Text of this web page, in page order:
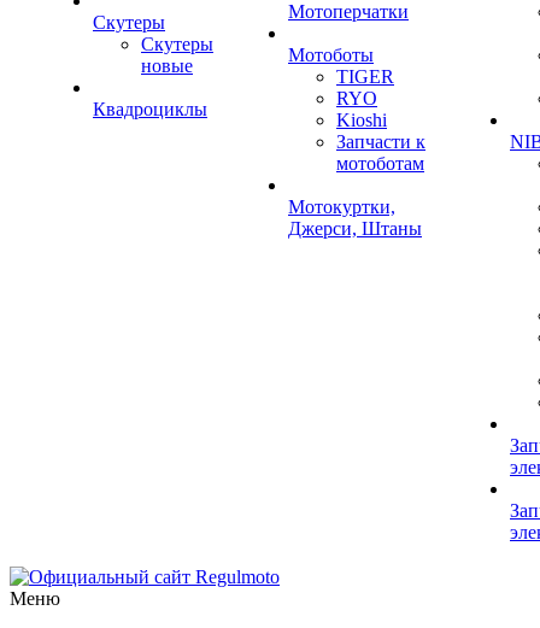
Скутеры
Скутеры
новые
Квадроциклы
Мотоперчатки
Мотоботы
TIGER
RYO
Kioshi
Запчасти к
мотоботам
Мотокуртки,
Джерси, Штаны
Меню